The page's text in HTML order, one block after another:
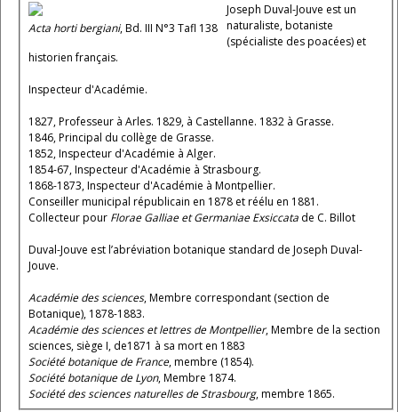
Acta horti bergiani, Bd. III N°3 Tafl 138
Joseph Duval-Jouve est un
naturaliste, botaniste
(spécialiste des poacées) et
historien français.
Inspecteur d'Académie.
1827, Professeur à Arles. 1829, à Castellanne. 1832 à Grasse.
1846, Principal du collège de Grasse.
1852, Inspecteur d'Académie à Alger.
1854-67, Inspecteur d'Académie à Strasbourg.
1868-1873, Inspecteur d'Académie à Montpellier.
Conseiller municipal républicain en 1878 et réélu en 1881.
Collecteur pour Florae Galliae et Germaniae Exsiccata de C. Billot
Duval-Jouve est l’abréviation botanique standard de Joseph Duval-
Jouve.
Académie des sciences, Membre correspondant (section de
Botanique), 1878-1883.
Académie des sciences et lettres de Montpellier, Membre de la section
sciences, siège I, de1871 à sa mort en 1883
Société botanique de France, membre (1854).
Société botanique de Lyon, Membre 1874.
Société des sciences naturelles de Strasbourg, membre 1865.